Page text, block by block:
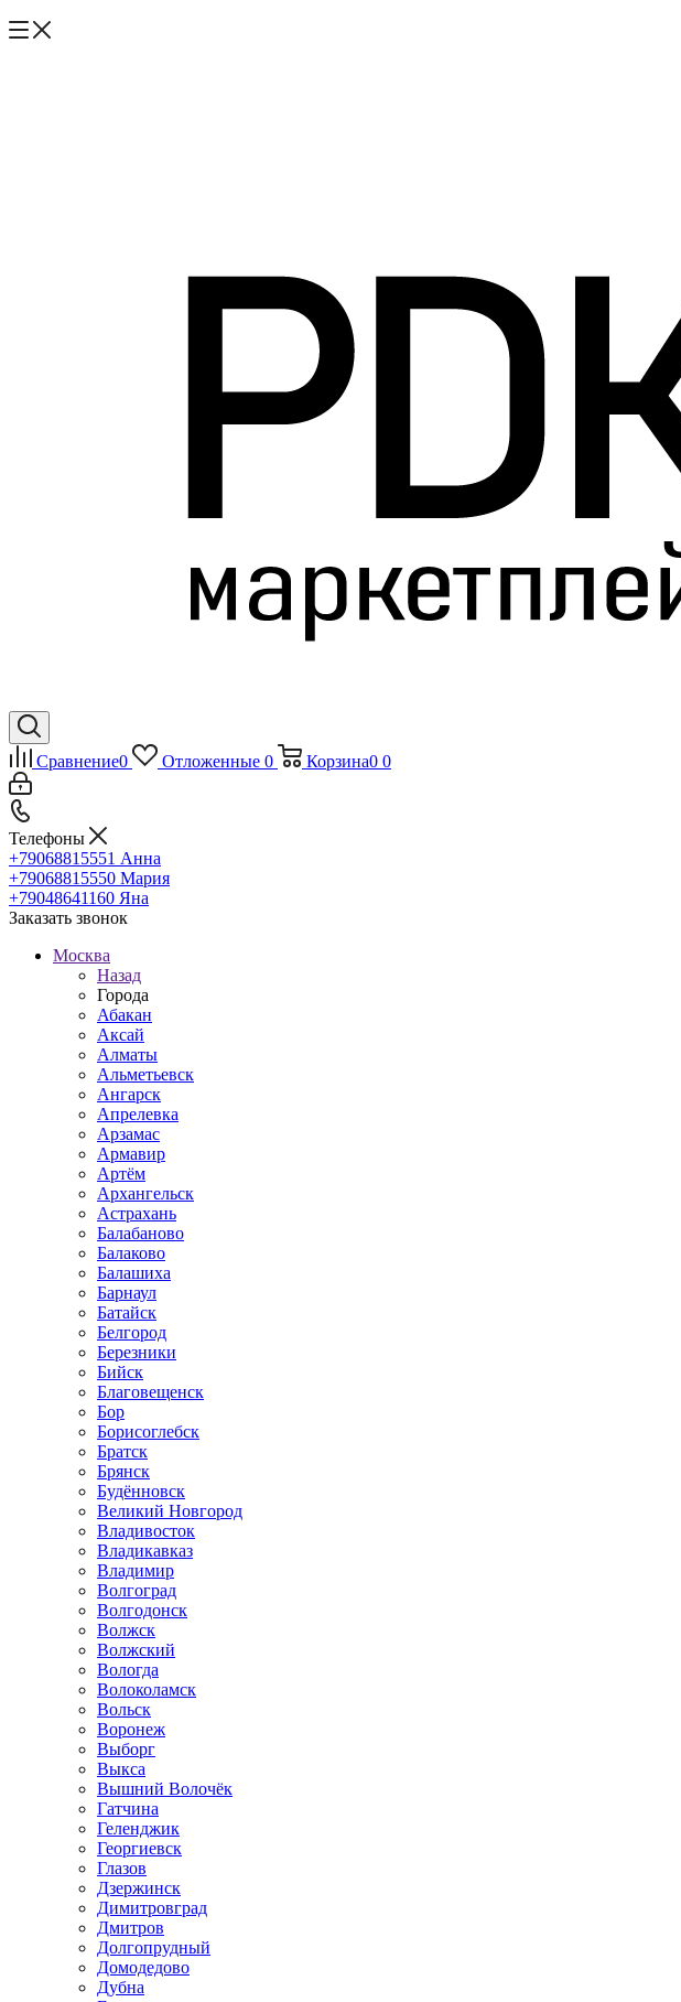
Сравнение0 Отложенные 0 Корзина0 0
Телефоны
+79068815551 Анна
+79068815550 Мария
+79048641160 Яна
Заказать звонок
Москва
Назад
Города
Абакан
Аксай
Алматы
Альметьевск
Ангарск
Апрелевка
Арзамас
Армавир
Артём
Архангельск
Астрахань
Балабаново
Балаково
Балашиха
Барнаул
Батайск
Белгород
Березники
Бийск
Благовещенск
Бор
Борисоглебск
Братск
Брянск
Будённовск
Великий Новгород
Владивосток
Владикавказ
Владимир
Волгоград
Волгодонск
Волжск
Волжский
Вологда
Волоколамск
Вольск
Воронеж
Выборг
Выкса
Вышний Волочёк
Гатчина
Геленджик
Георгиевск
Глазов
Дзержинск
Димитровград
Дмитров
Долгопрудный
Домодедово
Дубна